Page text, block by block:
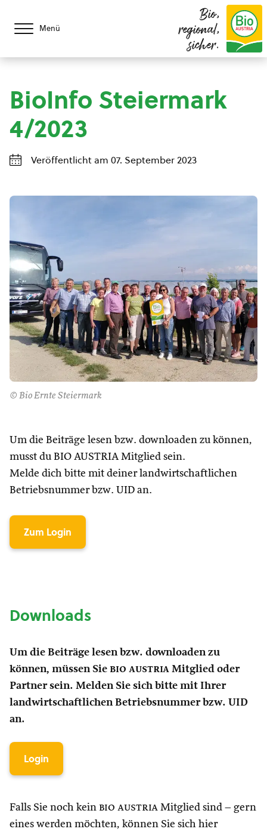
Menü
Bio,
regional,
sicher.
BioInfo Steiermark
4/2023
Veröffentlicht am 07. September 2023
© Bio Ernte Steiermark
Um die Beiträge lesen bzw. downloaden zu können,
musst du BIO AUSTRIA Mitglied sein.
Melde dich bitte mit deiner landwirtschaftlichen
Betriebsnummer bzw. UID an.
Zum Login
Downloads
Um die Beiträge lesen bzw. downloaden zu
können, müssen Sie bio austria Mitglied oder
Partner sein. Melden Sie sich bitte mit Ihrer
landwirtschaftlichen Betriebsnummer bzw. UID
an.
Login
Falls Sie noch kein bio austria Mitglied sind – gern
eines werden möchten, können Sie sich hier